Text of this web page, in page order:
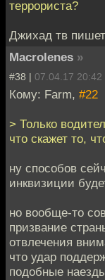
террориста?
Джихад тв
Macrolenes »
#38 | 07.04.17 20:42
Кому: Farm, #22
> Только
что скажет то,
ну способов
инквизиции
но вообще-то
призвание
отвлечения
что удар
подобные